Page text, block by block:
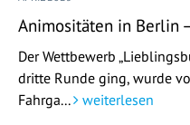
Animositäten in Berlin
Der Wettbewerb
dritte Runde ging, wurde
Fahrga...
weiterlesen